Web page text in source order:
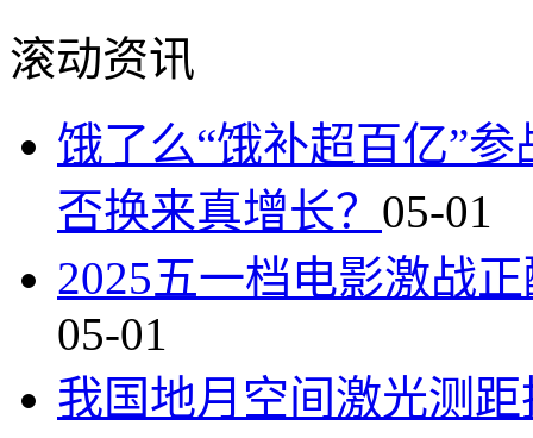
滚动资讯
饿了么“饿补超百亿”
否换来真增长？ 05-01
2025五一档电影激战
05-01
我国地月空间激光测